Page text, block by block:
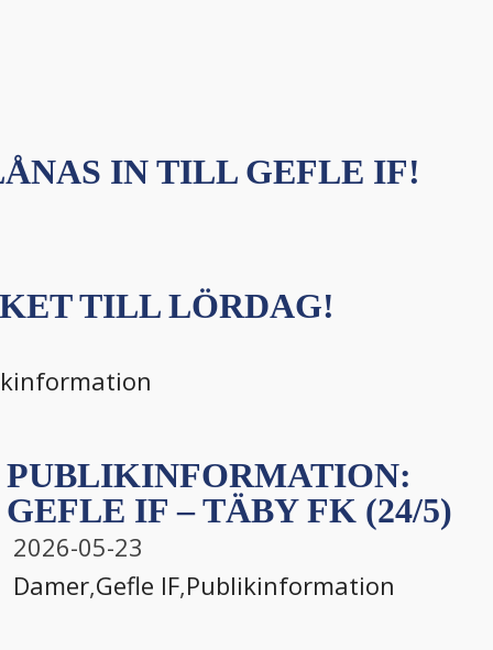
IN TILL GEFLE IF!
TILL LÖRDAG!
PUBLIKINFORMATION:
GEFLE IF – TÄBY FK (24/5)
2026-05-23
Damer,Gefle IF,Publikinformation